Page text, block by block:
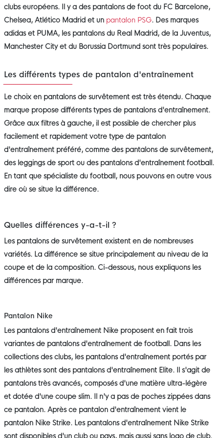
clubs européens. Il y a des pantalons de foot du FC Barcelone,
Chelsea, Atlético Madrid et un pantalon PSG. Des marques
adidas et PUMA, les pantalons du Real Madrid, de la Juventus,
Manchester City et du Borussia Dortmund sont très populaires.
Les différents types de pantalon d'entraînement
Le choix en pantalons de survêtement est très étendu. Chaque
marque propose différents types de pantalons d'entraînement.
Grâce aux filtres à gauche, il est possible de chercher plus
facilement et rapidement votre type de pantalon
d'entraînement préféré, comme des pantalons de survêtement,
des leggings de sport ou des pantalons d'entraînement football.
En tant que spécialiste du football, nous pouvons en outre vous
dire où se situe la différence.
Quelles différences y-a-t-il ?
Les pantalons de survêtement existent en de nombreuses
variétés. La différence se situe principalement au niveau de la
coupe et de la composition. Ci-dessous, nous expliquons les
différences par marque.
Pantalon Nike
Les pantalons d'entraînement Nike proposent en fait trois
variantes de pantalons d'entraînement de football. Dans les
collections des clubs, les pantalons d'entraînement portés par
les athlètes sont des pantalons d'entraînement Elite. Il s'agit de
pantalons très avancés, composés d'une matière ultra-légère
et dotée d'une coupe slim. Il n'y a pas de poches zippées dans
ce pantalon. Après ce pantalon d'entraînement vient le
pantalon Nike Strike. Les pantalons d'entraînement Nike Strike
sont disponibles d'un club ou pays, mais aussi sans logo de club.